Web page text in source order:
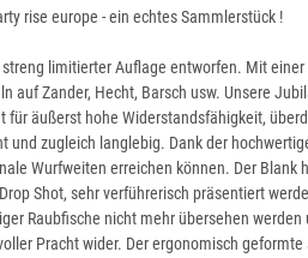
rise europe - ein echtes Sammlerstück !
limitierter Auflage entworfen. Mit
Zander, Hecht, Barsch usw. Unsere
äußerst hohe Widerstandsfähigkeit,
zugleich langlebig. Dank der
Wurfweiten erreichen können. Der
Shot, sehr verführerisch präsentiert
Raubfische nicht mehr übersehen
Pracht wider. Der ergonomisch